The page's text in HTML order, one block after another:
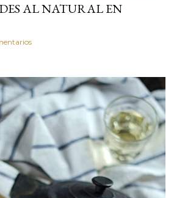
AL NATURAL EN